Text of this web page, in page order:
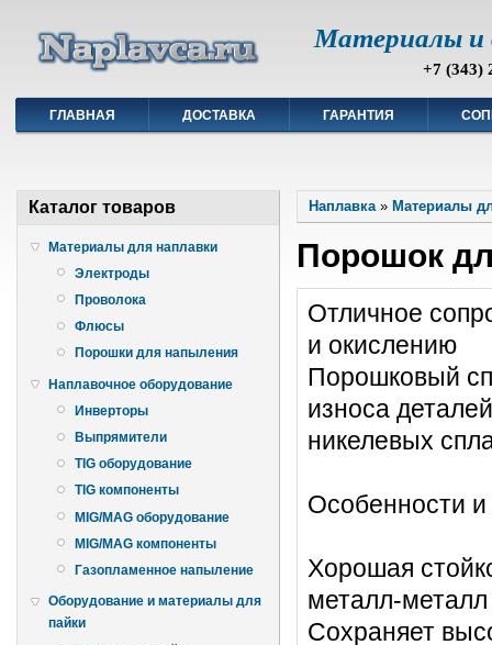
Материалы и
+7 (343)
ГЛАВНАЯ ДОСТАВКА ГАРАНТИЯ
Каталог товаров
Материалы для наплавки
Электроды
Проволока
Флюсы
Порошки для напыления
Наплавочное оборудование
Инверторы
Выпрямители
TIG оборудование
TIG компоненты
MIG/MAG оборудование
MIG/MAG компоненты
Газопламенное напыление
Оборудование и материалы для
пайки
Наплавка» Материалы
Порошок
Отличное
и окислению
Порошковый
износа
никелевых
Особенности
Хорошая
металл-металл
Сохраняет